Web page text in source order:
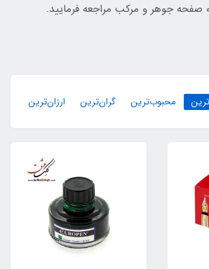
صفحه جوهر و مرکب مراجعه فرمایید.
محبوب‌ترین گران‌ترین ارزان‌ترین